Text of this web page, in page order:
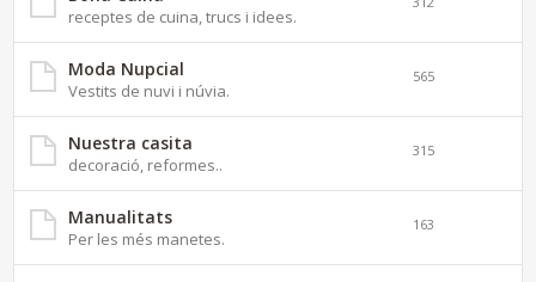
receptes de cuina, trucs i idees.
Moda Nupcial
Vestits de nuvi i núvia.
565
Nuestra casita
decoració, reformes..
315
Manualitats
Per les més manetes.
163